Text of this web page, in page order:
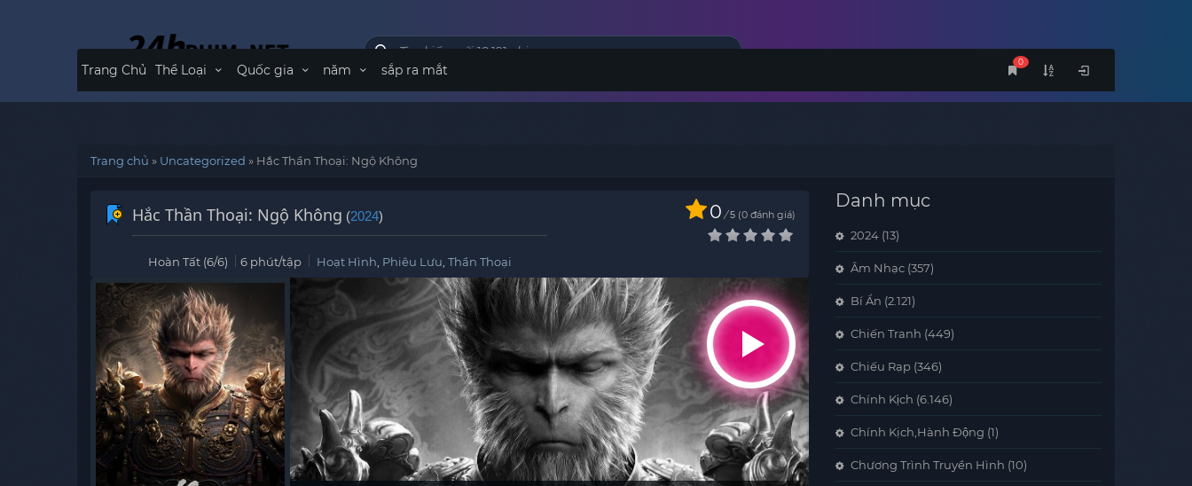
0
Trang Chủ Thể Loại Quốc gia năm sắp ra mắt
Trang chủ » Uncategorized » Hắc Thần Thoại: Ngộ Không
Hắc Thần Thoại: Ngộ Không (2024) 0 / 5 0 đánh giá
Hoàn Tất (6/6) 6 phút/tập Hoạt Hình Phiêu Lưu Thần Thoại
Danh mục
2024 (13)
Âm Nhạc (357)
Bí Ẩn (2.121)
Chiến Tranh (449)
Chiếu Rạp (346)
Chính Kịch (6.146)
Chính Kịch,Hành Động (1)
Chương Trình Truyền Hình (10)